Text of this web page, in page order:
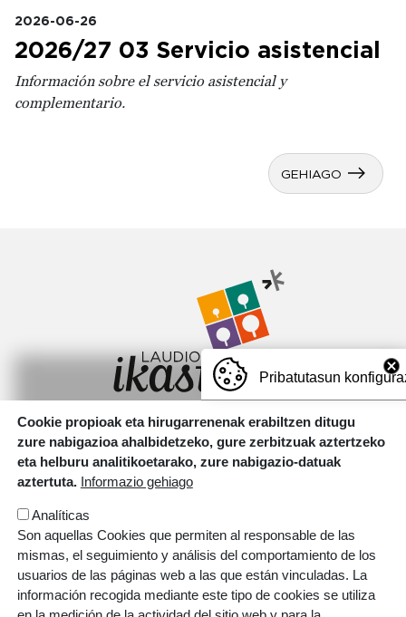
2026-06-26
2026/27 03 Servicio asistencial
Información sobre el servicio asistencial y
complementario.
GEHIAGO
Motxotekale, 16 01400 Laudio.
T.946 726 737
Irudia
Pribatutasun
Cookie propioak eta hirugarrenenak erabiltzen ditugu
zure nabigazioa ahalbidetzeko, gure zerbitzuak aztertzeko
eta helburu analitikoetarako, zure nabigazio-datuak
aztertuta. Informazio gehiago
Analíticas
Son aquellas Cookies que permiten al responsable de las
mismas, el seguimiento y análisis del comportamiento de los
usuarios de las páginas web a las que están vinculadas. La
información recogida mediante este tipo de cookies se utiliza